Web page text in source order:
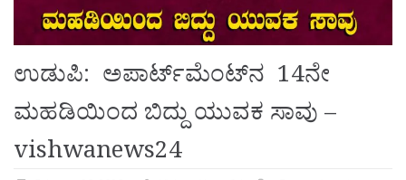
ಉಡುಪಿ: ಅಪಾರ್ಟ್‌ಮೆಂಟ್‌ನ 14ನೇ
ಮಹಡಿಯಿಂದ ಬಿದ್ದು ಯುವಕ ಸಾವು –
vishwanews24